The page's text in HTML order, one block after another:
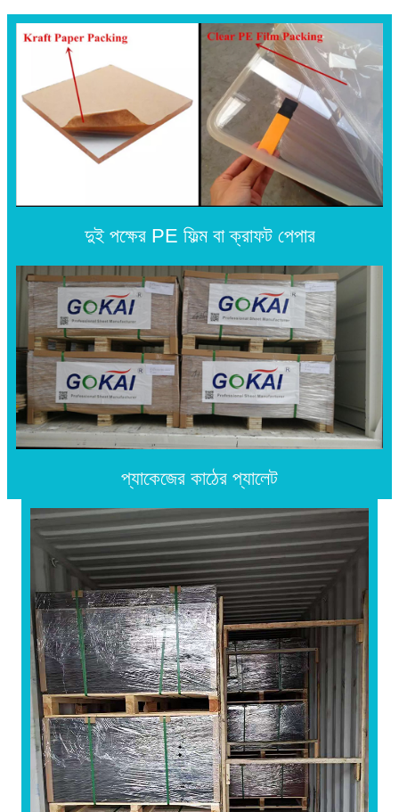
দুই পক্ষের PE ফিল্ম বা ক্রাফট পেপার
প্যাকেজের কাঠের প্যালেট